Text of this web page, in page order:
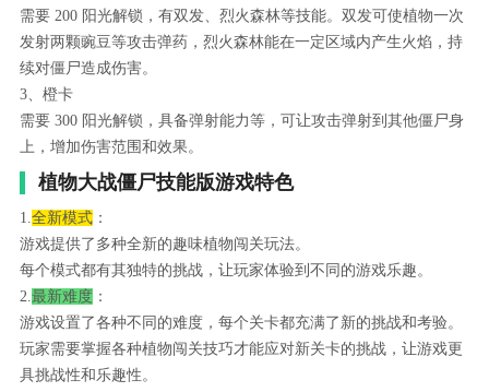
需要 200 阳光解锁，有双发、烈火森林等技能。双发可使植物一次
发射两颗豌豆等攻击弹药，烈火森林能在一定区域内产生火焰，持
续对僵尸造成伤害。
3、橙卡
需要 300 阳光解锁，具备弹射能力等，可让攻击弹射到其他僵尸身
上，增加伤害范围和效果。
植物大战僵尸技能版游戏特色
1.全新模式：
游戏提供了多种全新的趣味植物闯关玩法。
每个模式都有其独特的挑战，让玩家体验到不同的游戏乐趣。
2.最新难度：
游戏设置了各种不同的难度，每个关卡都充满了新的挑战和考验。
玩家需要掌握各种植物闯关技巧才能应对新关卡的挑战，让游戏更
具挑战性和乐趣性。